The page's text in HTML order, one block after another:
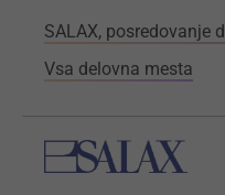
SALAX, posredovanje
Vsa delovna mesta